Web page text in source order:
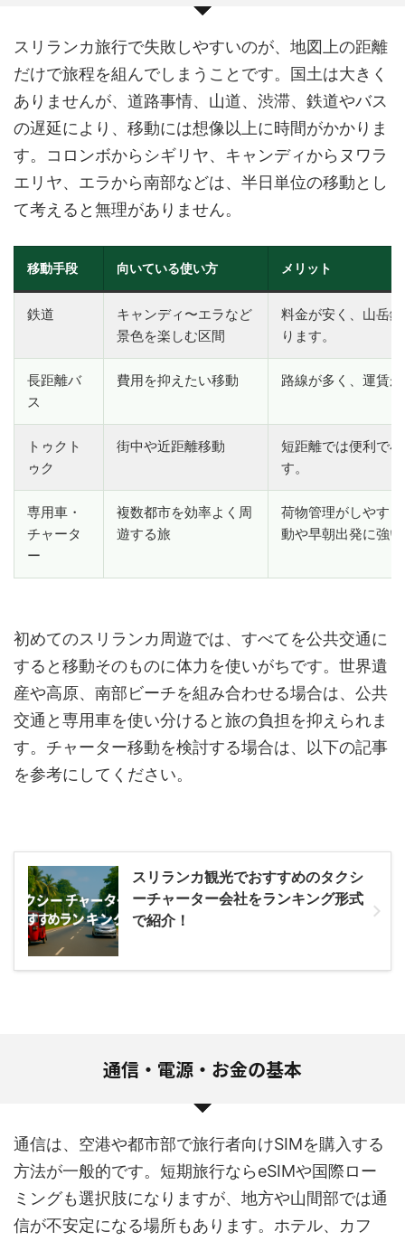
スリランカ旅行で失敗しやすいのが、地図上の距離
だけで旅程を組んでしまうことです。国土は大きく
ありませんが、道路事情、山道、渋滞、鉄道やバス
の遅延により、移動には想像以上に時間がかかりま
す。コロンボからシギリヤ、キャンディからヌワラ
エリヤ、エラから南部などは、半日単位の移動とし
て考えると無理がありません。
移動手段 向いている使い方 メリット
鉄道
キャンディ〜エラなど
景色を楽しむ区間
料金が安く、山岳
ります。
長距離バ
ス
費用を抑えたい移動 路線が多く、運賃
トゥクト
ゥク
街中や近距離移動
短距離では便利で
す。
専用車・
チャータ
ー
複数都市を効率よく周
遊する旅
荷物管理がしやす
動や早朝出発に強
初めてのスリランカ周遊では、すべてを公共交通に
すると移動そのものに体力を使いがちです。世界遺
産や高原、南部ビーチを組み合わせる場合は、公共
交通と専用車を使い分けると旅の負担を抑えられま
す。チャーター移動を検討する場合は、以下の記事
を参考にしてください。
スリランカ観光でおすすめのタクシ
ーチャーター会社をランキング形式
で紹介！
通信・電源・お金の基本
通信は、空港や都市部で旅行者向けSIMを購入する
方法が一般的です。短期旅行ならeSIMや国際ロー
ミングも選択肢になりますが、地方や山間部では通
信が不安定になる場所もあります。ホテル、カフ